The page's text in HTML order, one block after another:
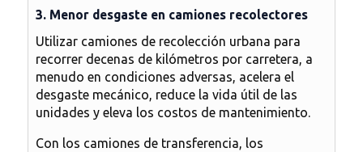
3. Menor desgaste en camiones recolectores
Utilizar camiones de recolección urbana para
recorrer decenas de kilómetros por carretera, a
menudo en condiciones adversas, acelera el
desgaste mecánico, reduce la vida útil de las
unidades y eleva los costos de mantenimiento.
Con los camiones de transferencia, los